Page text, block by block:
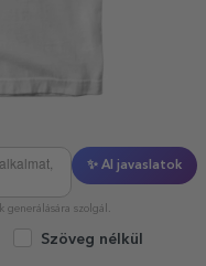
✨ AI javaslatok
generálására szolgál.
Szöveg nélkül